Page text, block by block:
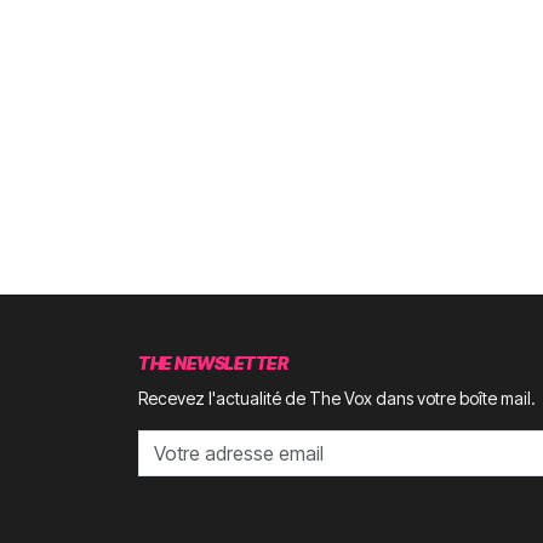
THE NEWSLETTER
Recevez l'actualité de The Vox dans votre boîte mail.